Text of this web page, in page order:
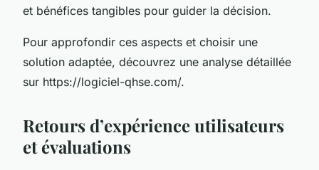
et bénéfices tangibles pour guider la décision.
Pour approfondir ces aspects et choisir une
solution adaptée, découvrez une analyse détaillée
sur https://logiciel-qhse.com/.
Retours d’expérience utilisateurs
et évaluations